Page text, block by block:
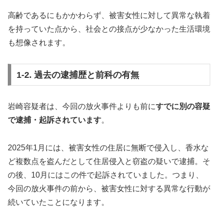
高齢であるにもかかわらず、被害女性に対して異常な執着
を持っていた点から、社会との接点が少なかった生活環境
も想像されます。
1-2. 過去の逮捕歴と前科の有無
岩崎容疑者は、今回の放火事件よりも前にすでに別の容疑
で逮捕・起訴されています。
2025年1月には、被害女性の住居に無断で侵入し、香水な
ど複数点を盗んだとして住居侵入と窃盗の疑いで逮捕。そ
の後、10月にはこの件で起訴されていました。つまり、
今回の放火事件の前から、被害女性に対する異常な行動が
続いていたことになります。